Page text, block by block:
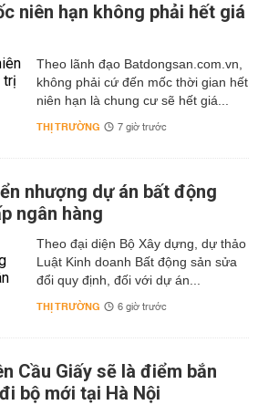
niên hạn không phải hết giá
Theo lãnh đạo Batdongsan.com.vn,
không phải cứ đến mốc thời gian hết
niên hạn là chung cư sẽ hết giá...
THỊ TRƯỜNG 7 giờ trước
nhượng dự án bất động
ngân hàng
Theo đại diện Bộ Xây dựng, dự thảo
Luật Kinh doanh Bất động sản sửa
đổi quy định, đối với dự án...
THỊ TRƯỜNG 6 giờ trước
Cầu Giấy sẽ là điểm bắn
bộ mới tại Hà Nội